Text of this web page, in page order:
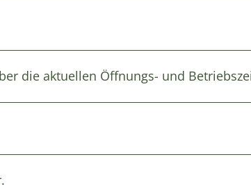
die aktuellen Öffnungs- und